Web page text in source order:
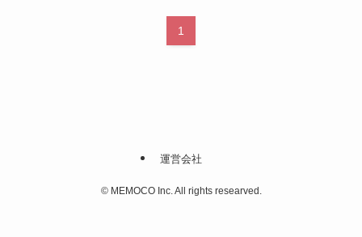
1
運営会社
©MEMOCO Inc. All rights researved.